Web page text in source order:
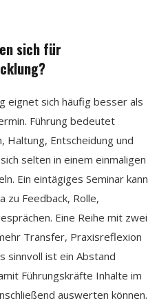
sich für
eignet sich häufig besser als
Führung bedeutet
Haltung, Entscheidung und
selten in einem einmaligen
Ein eintägiges Seminar kann
zu Feedback, Rolle,
Eine Reihe mit zwei
Transfer, Praxisreflexion
sinnvoll ist ein Abstand
Führungskräfte Inhalte im
auswerten können.